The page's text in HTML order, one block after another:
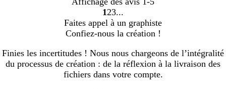
Accéder
à
la
1 Accéder
à
la
2 Accéder
à
la
3
Faites appel à un graphiste
Confiez-nous la création !
Finies les incertitudes ! Nous nous chargeons de l’intégralité
du processus de création : de la réflexion à la livraison des
fichiers dans votre compte.